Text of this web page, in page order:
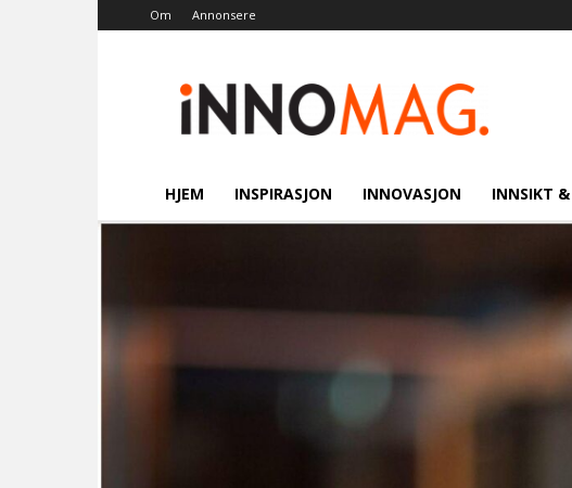
Om Annonsere
HJEM INSPIRASJON INNOVASJON INNSIKT &